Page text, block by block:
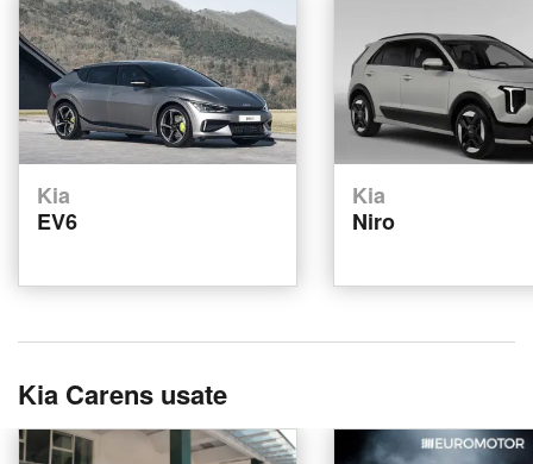
Kia
EV6
Kia
Niro
Kia Carens usate